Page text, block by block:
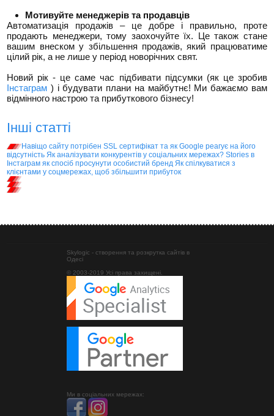
Мотивуйте менеджерів та продавців
Автоматизація продажів – це добре і правильно, проте
продають менеджери, тому заохочуйте їх. Це також стане
вашим внеском у збільшення продажів, який працюватиме
цілий рік, а не лише у період новорічних свят.
Новий рік - це саме час підбивати підсумки (як це зробив
Інстаграм ) і будувати плани на майбутнє! Ми бажаємо вам
відмінного настрою та прибуткового бізнесу!
Інші статті
Навіщо сайту потрібен SSL сертифікат та як Google реагує на його
відсутністьЯк аналізувати конкурентів у соціальних мережах?Stories в
Інстаграм як спосіб просунути особистий брендЯк спілкуватися з
клієнтами у соцмережах, щоб збільшити прибуток
Skylogic - створення та розкрутка сайтів в
Одесі
© 2003-2019 Усі права захищені.
Ми в соціальних мережах: